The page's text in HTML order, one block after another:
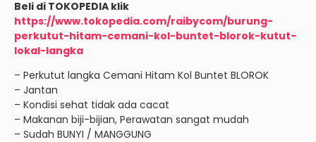
Beli di TOKOPEDIA klik
https://www.tokopedia.com/raibycom/burung-
perkutut-hitam-cemani-kol-buntet-blorok-kutut-
lokal-langka
– Perkutut langka Cemani Hitam Kol Buntet BLOROK
– Jantan
– Kondisi sehat tidak ada cacat
– Makanan biji-bijian, Perawatan sangat mudah
– Sudah BUNYI / MANGGUNG